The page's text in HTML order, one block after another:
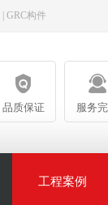
GRC构件
品质保证 服务
工程案例